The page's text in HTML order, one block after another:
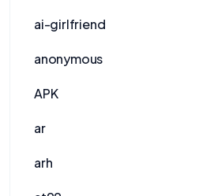
ai-girlfriend
anonymous
APK
ar
arh